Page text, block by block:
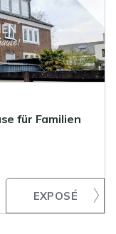
für Familien